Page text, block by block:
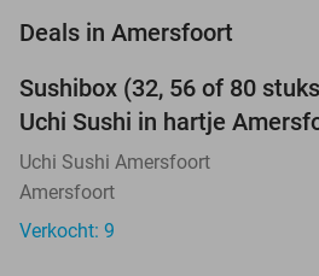
Deals in Amersfoort
TODAY
Sushibox (32, 56 of 80
Uchi Sushi in hartje
Uchi Sushi Amersfoort
Amersfoort
Verkocht: 9